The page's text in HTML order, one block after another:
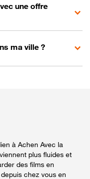
une offre
ma ville ?
à Achen Avec la
plus fluides et
des films en
chez vous en